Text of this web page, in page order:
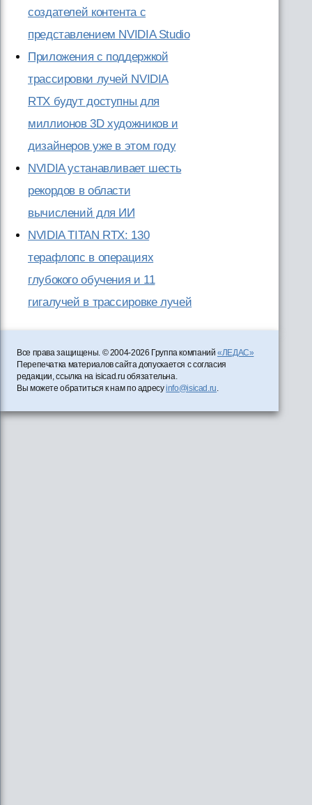
создателей контента с
представлением NVIDIA Studio
Приложения с поддержкой
трассировки лучей NVIDIA
RTX будут доступны для
миллионов 3D художников и
дизайнеров уже в этом году
NVIDIA устанавливает шесть
рекордов в области
вычислений для ИИ
NVIDIA TITAN RTX: 130
терафлопс в операциях
глубокого обучения и 11
гигалучей в трассировке лучей
Все права защищены. © 2004-2026 Группа компаний«ЛЕДАС»
Перепечатка материалов сайта допускается с согласия
редакции, ссылка на isicad.ru обязательна.
Вы можете обратиться к нам по адресуinfo@isicad.ru.